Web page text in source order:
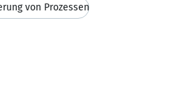
von Prozessen